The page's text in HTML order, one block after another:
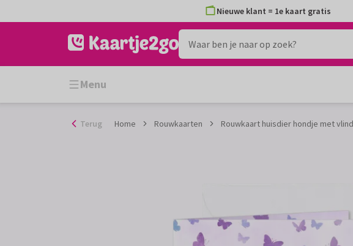
naar
Nieuwe klant = 1e kaart gratis
Menu
Terug Home Rouwkaarten Rouwkaart huisdier hondje met